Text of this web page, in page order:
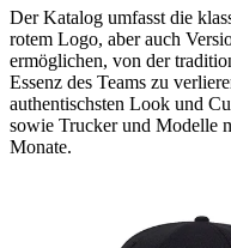
Der Katalog umfasst die
rotem Logo, aber auch
ermöglichen, von der
Essenz des Teams zu
authentischsten Look und
sowie Trucker und Modelle
Monate.